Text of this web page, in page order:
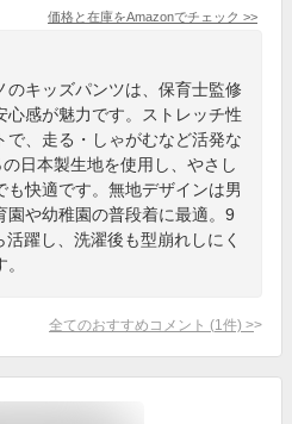
価格と在庫をAmazonでチェック >>
のキッズパンツは、保育士監修
心感が魅力です。ストレッチ性
で、走る・しゃがむなど活発な
日本製生地を使用し、やさし
も快適です。無地デザインは男
園や幼稚園の普段着に最適。9
躍し、洗濯後も型崩れしにく
全てのおすすめコメント (1 件) >